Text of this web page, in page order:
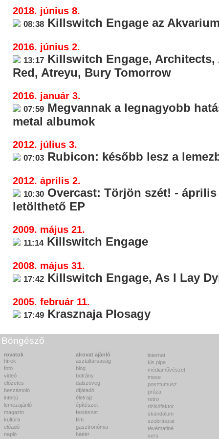
2018. június 8.
08:38 Killswitch Engage az
2016. június 2.
13:17 Killswitch Engage,
Red, Atreyu, Bury Tomorrow
2016. január 3.
07:59 Megvannak a legnagyobb
metal albumok
2012. július 3.
07:03 Rubicon: később lesz a
2012. április 2.
10:30 Overcast: Törjön szét! -
letölthető EP
2009. május 21.
11:14Killswitch Engage
2008. május 31.
17:42 Killswitch Engage, As I Lay
2005. február 11.
17:49 Krasznaja Plosagy
Böngésző
rovatok
hírek
fotó
videó
előzetes
beszámoló
interjú
lemezajánló
magazin
kultúra
előadó
napló
alrovat ajánló
asztaltársaság
blog
botrány
dalszöveg
díjátadó
életrajz
építészet
festészet
film
gasztronómia
háttér
internet
kis pipa
médiaművészet
mese
posztumusz
próza
retro
rizikófaktor
skandalum
szobrászat
tévématiné
vers